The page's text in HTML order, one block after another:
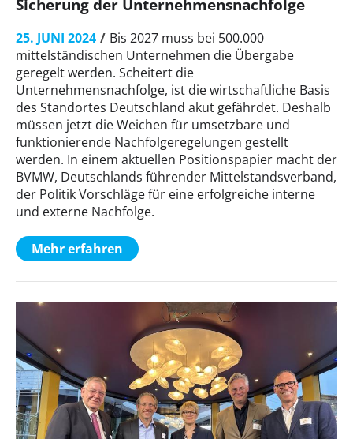
Sicherung der Unternehmensnachfolge
25. JUNI 2024
Bis 2027 muss bei 500.000
mittelständischen Unternehmen die Übergabe
geregelt werden. Scheitert die
Unternehmensnachfolge, ist die wirtschaftliche Basis
des Standortes Deutschland akut gefährdet. Deshalb
müssen jetzt die Weichen für umsetzbare und
funktionierende Nachfolgeregelungen gestellt
werden. In einem aktuellen Positionspapier macht der
BVMW, Deutschlands führender Mittelstandsverband,
der Politik Vorschläge für eine erfolgreiche interne
und externe Nachfolge.
Mehr erfahren